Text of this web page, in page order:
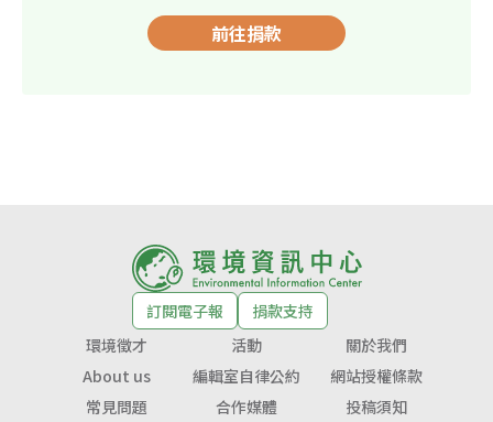
前往捐款
訂閱電子報
捐款支持
環境徵才
活動
關於我們
About us
編輯室自律公約
網站授權條款
常見問題
合作媒體 投稿須知